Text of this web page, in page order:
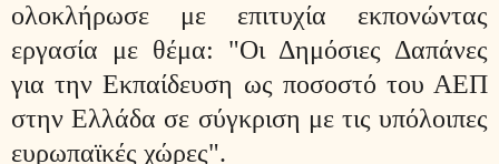
ολοκλήρωσε με επιτυχία εκπονώντας
εργασία με θέμα: "Οι Δημόσιες Δαπάνες
για την Εκπαίδευση ως ποσοστό του ΑΕΠ
στην Ελλάδα σε σύγκριση με τις υπόλοιπες
ευρωπαϊκές χώρες".